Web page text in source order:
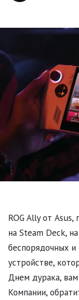
ROG Ally от
на Steam Deck,
беспорядочных
устройстве,
Днем дурака, вам
Компании,